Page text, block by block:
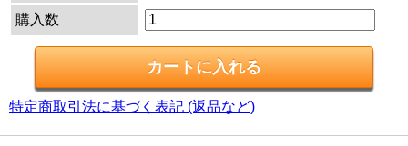
購入数
特定商取引法に基づく表記 (返品など)